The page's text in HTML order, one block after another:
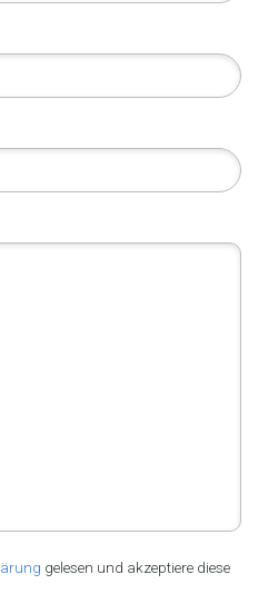
gelesen und akzeptiere diese